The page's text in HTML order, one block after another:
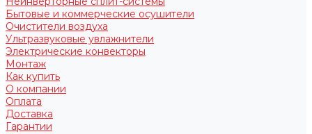
Бытовые и коммерческие осушители
Очистители воздуха
Ультразвуковые увлажнители
Электрические конвекторы
Монтаж
Как купить
О компании
Оплата
Доставка
Гарантии